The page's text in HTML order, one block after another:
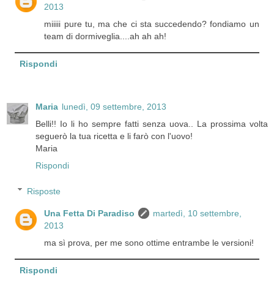
2013
miiiii pure tu, ma che ci sta succedendo? fondiamo un
team di dormiveglia....ah ah ah!
Rispondi
Maria lunedì, 09 settembre, 2013
Belli!! Io li ho sempre fatti senza uova.. La prossima volta
seguerò la tua ricetta e li farò con l'uovo!
Maria
Rispondi
Risposte
Una Fetta Di Paradiso
martedì, 10 settembre,
2013
ma sì prova, per me sono ottime entrambe le versioni!
Rispondi